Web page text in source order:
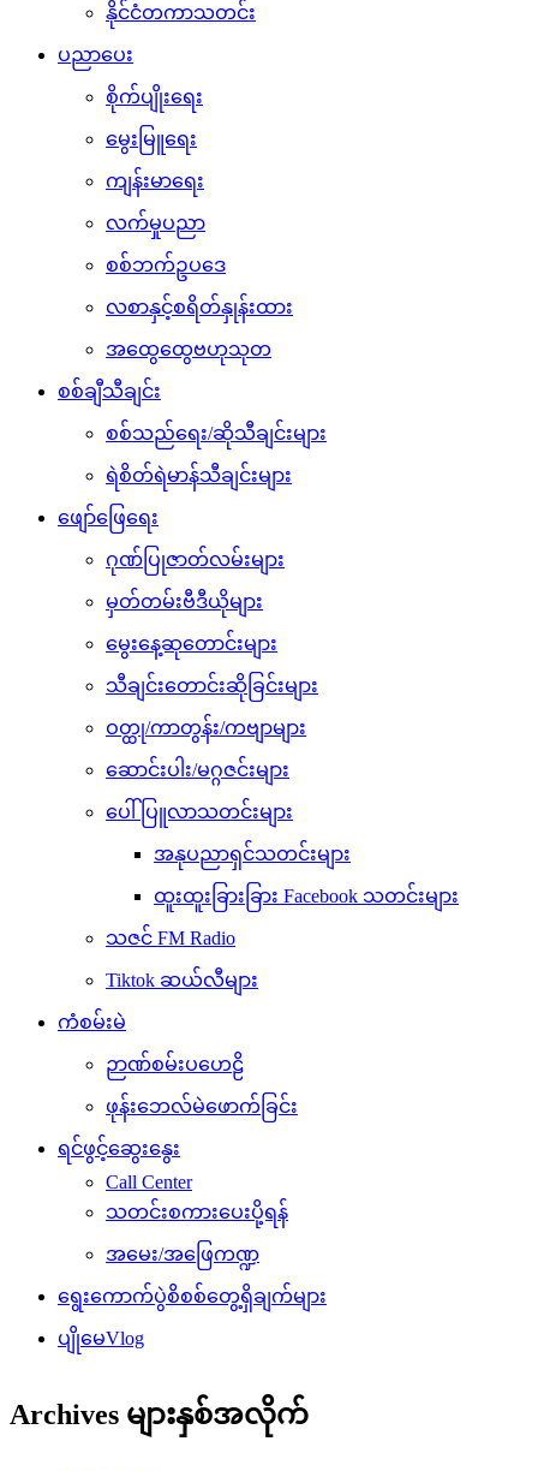
နိုင်ငံတကာသတင်း
ပညာပေး
စိုက်ပျိုးရေး
မွေးမြူရေး
ကျန်းမာရေး
လက်မှုပညာ
စစ်ဘက်ဥပဒေ
လစာနှင့်စရိတ်နှုန်းထား
အထွေထွေဗဟုသုတ
စစ်ချီသီချင်း
စစ်သည်ရေး/ဆိုသီချင်းများ
ရဲစိတ်ရဲမာန်သီချင်းများ
ဖျော်ဖြေရေး
ဂုဏ်ပြုဇာတ်လမ်းများ
မှတ်တမ်းဗီဒီယိုများ
မွေးနေ့ဆုတောင်းများ
သီချင်းတောင်းဆိုခြင်းများ
ဝတ္ထု/ကာတွန်း/ကဗျာများ
ဆောင်းပါး/မဂ္ဂဇင်းများ
ပေါ်ပြူလာသတင်းများ
အနုပညာရှင်သတင်းများ
ထူးထူးခြားခြား Facebook သတင်းများ
သဇင် FM Radio
Tiktok ဆယ်လီများ
ကံစမ်းမဲ
ဉာဏ်စမ်းပဟေဠိ
ဖုန်းဘေလ်မဲဖောက်ခြင်း
ရင်ဖွင့်ဆွေးနွေး
Call Center
သတင်းစကားပေးပို့ရန်
အမေး/အဖြေကဏ္ဍ
ရွေးကောက်ပွဲစိစစ်တွေ့ရှိချက်များ
ပျိုမေVlog
Archives များနှစ်အလိုက်